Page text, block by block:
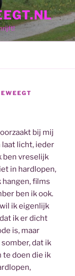
bij mij
licht, ieder
ben vreselijk
in hardlopen,
hangen, films
ben ik ook.
ik eigenlijk
ik er dicht
is, maar
dat ik
te doen die ik